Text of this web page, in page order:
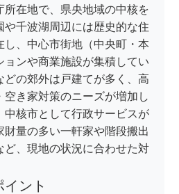
所在地で、県央地域の中核を
や千波湖周辺には歴史的な住
し、中心市街地（中央町・本
ョンや商業施設が集積してい
どの郊外は戸建てが多く、高
き家対策のニーズが増加し
中核市として行政サービスが
財量の多い一軒家や階段搬出
ど、現地の状況に合わせた対
ント